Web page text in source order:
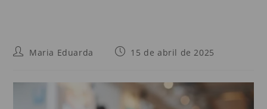
Maria Eduarda 15 de abril de 2025